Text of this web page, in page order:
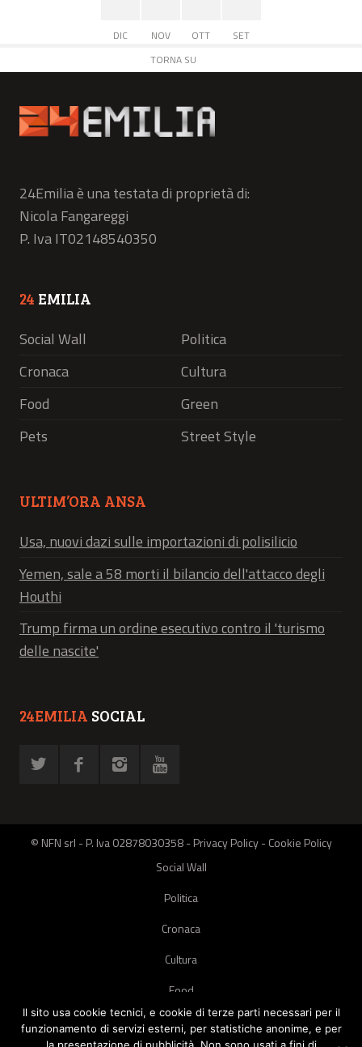
DIC NOV OTT
SET
TORNA SU
24Emilia è una testata di proprietà di:
Nicola Fangareggi
P. Iva IT02148540350
24 EMILIA
Social Wall
Politica
Cronaca
Cultura
Food
Green
Pets
Street Style
ULTIM’ORA ANSA
Usa, nuovi dazi sulle importazioni di polisilicio
Yemen, sale a 58 morti il bilancio dell'attacco degli
Houthi
Trump firma un ordine esecutivo contro il 'turismo
delle nascite'
24EMILIA SOCIAL
© NFN srl - P. Iva 02878030358 -Privacy Policy-Cookie Policy
Social Wall
Politica
Cronaca
Cultura
Food
Green
Il sito usa cookie tecnici, e cookie di terze parti necessari per il
funzionamento di servizi esterni, per statistiche anonime, e per